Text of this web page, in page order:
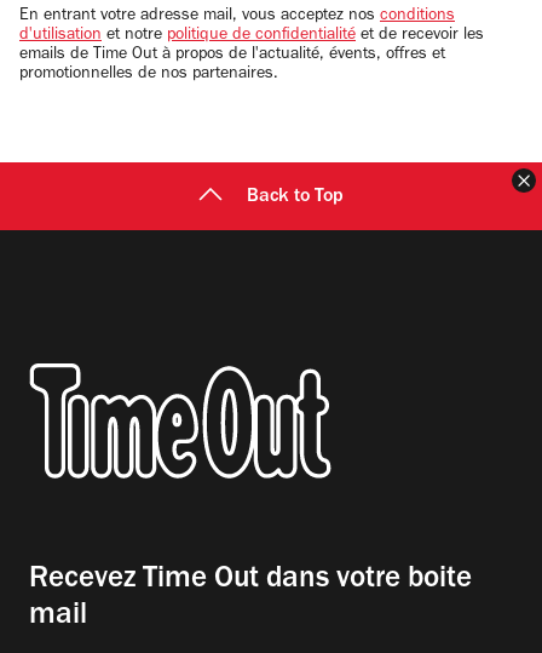
email
En entrant votre adresse mail, vous acceptez nos conditions
d'utilisation et notre politique de confidentialité et de recevoir les
emails de Time Out à propos de l'actualité, évents, offres et
promotionnelles de nos partenaires.
Back to Top
Recevez Time Out dans votre boite
mail